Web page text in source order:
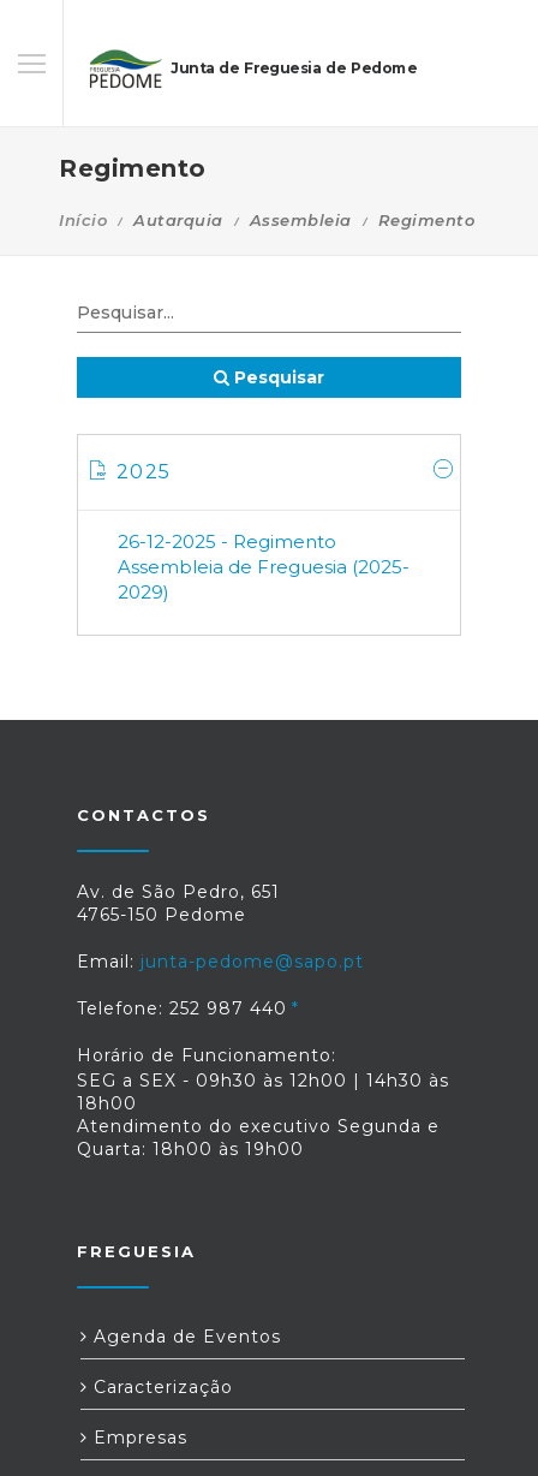
Junta de Freguesia de Pedome
Regimento
Início Autarquia Assembleia Regimento
Pesquisar
2025
26-12-2025 - Regimento
Assembleia de Freguesia (2025-
2029)
CONTACTOS
Av. de São Pedro, 651
4765-150 Pedome
Email: junta-pedome@sapo.pt
Telefone: 252 987 440
Horário de Funcionamento:
SEG a SEX - 09h30 às 12h00 | 14h30 às
18h00
Atendimento do executivo Segunda e
Quarta: 18h00 às 19h00
FREGUESIA
Agenda de Eventos
Caracterização
Empresas